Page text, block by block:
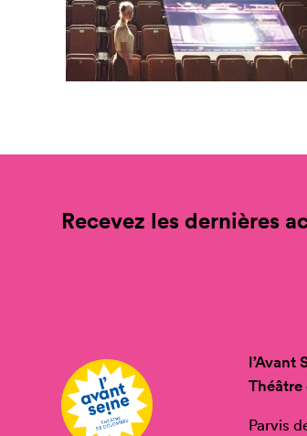
Recevez les dernières
l’Avant
Parvis